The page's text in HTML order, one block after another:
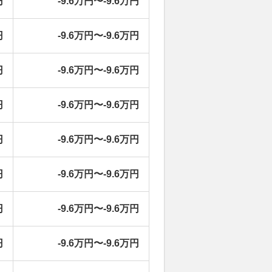
-9.6万円〜-9.6万円
-9.6万円〜-9.6万円
-9.6万円〜-9.6万円
-9.6万円〜-9.6万円
-9.6万円〜-9.6万円
-9.6万円〜-9.6万円
-9.6万円〜-9.6万円